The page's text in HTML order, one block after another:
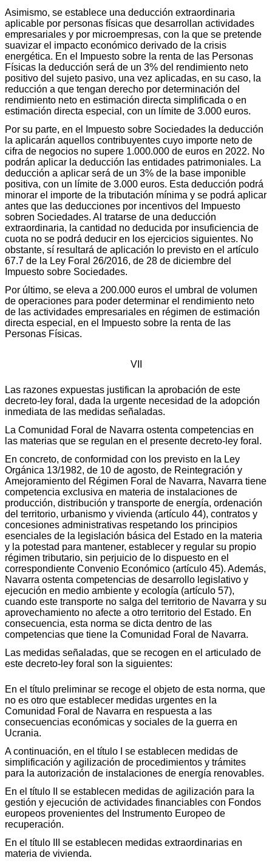
Asimismo, se establece una deducción extraordinaria
aplicable por personas físicas que desarrollan actividades
empresariales y por microempresas, con la que se pretende
suavizar el impacto económico derivado de la crisis
energética. En el Impuesto sobre la renta de las Personas
Físicas la deducción será de un 3% del rendimiento neto
positivo del sujeto pasivo, una vez aplicadas, en su caso, la
reducción a que tengan derecho por determinación del
rendimiento neto en estimación directa simplificada o en
estimación directa especial, con un límite de 3.000 euros.
Por su parte, en el Impuesto sobre Sociedades la deducción
la aplicarán aquellos contribuyentes cuyo importe neto de
cifra de negocios no supere 1.000.000 de euros en 2022. No
podrán aplicar la deducción las entidades patrimoniales. La
deducción a aplicar será de un 3% de la base imponible
positiva, con un límite de 3.000 euros. Esta deducción podrá
minorar el importe de la tributación mínima y se podrá aplicar
antes que las deducciones por incentivos del Impuesto
sobren Sociedades. Al tratarse de una deducción
extraordinaria, la cantidad no deducida por insuficiencia de
cuota no se podrá deducir en los ejercicios siguientes. No
obstante, sí resultará de aplicación lo previsto en el artículo
67.7 de la Ley Foral 26/2016, de 28 de diciembre del
Impuesto sobre Sociedades.
Por último, se eleva a 200.000 euros el umbral de volumen
de operaciones para poder determinar el rendimiento neto
de las actividades empresariales en régimen de estimación
directa especial, en el Impuesto sobre la renta de las
Personas Físicas.
VII
Las razones expuestas justifican la aprobación de este
decreto-ley foral, dada la urgente necesidad de la adopción
inmediata de las medidas señaladas.
La Comunidad Foral de Navarra ostenta competencias en
las materias que se regulan en el presente decreto-ley foral.
En concreto, de conformidad con los previsto en la Ley
Orgánica 13/1982, de 10 de agosto, de Reintegración y
Amejoramiento del Régimen Foral de Navarra, Navarra tiene
competencia exclusiva en materia de instalaciones de
producción, distribución y transporte de energía, ordenación
del territorio, urbanismo y vivienda (artículo 44), contratos y
concesiones administrativas respetando los principios
esenciales de la legislación básica del Estado en la materia
y la potestad para mantener, establecer y regular su propio
régimen tributario, sin perjuicio de lo dispuesto en el
correspondiente Convenio Económico (artículo 45). Además,
Navarra ostenta competencias de desarrollo legislativo y
ejecución en medio ambiente y ecología (artículo 57),
cuando este transporte no salga del territorio de Navarra y su
aprovechamiento no afecte a otro territorio del Estado. En
consecuencia, esta norma se dicta dentro de las
competencias que tiene la Comunidad Foral de Navarra.
Las medidas señaladas, que se recogen en el articulado de
este decreto-ley foral son la siguientes:
En el título preliminar se recoge el objeto de esta norma, que
no es otro que establecer medidas urgentes en la
Comunidad Foral de Navarra en respuesta a las
consecuencias económicas y sociales de la guerra en
Ucrania.
A continuación, en el título I se establecen medidas de
simplificación y agilización de procedimientos y trámites
para la autorización de instalaciones de energía renovables.
En el título II se establecen medidas de agilización para la
gestión y ejecución de actividades financiables con Fondos
europeos provenientes del Instrumento Europeo de
recuperación.
En el título III se establecen medidas extraordinarias en
materia de vivienda.